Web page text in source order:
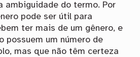
ambiguidade do termo. Por
pode ser útil para
ter mais de um gênero, e
possuem um número de
mas que não têm certeza